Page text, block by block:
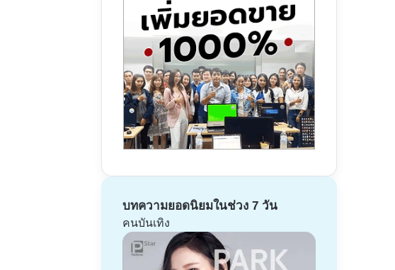
บทความยอดนิยมในช่วง 7 วัน
คนบันเทิง